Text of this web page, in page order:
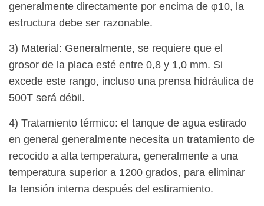
generalmente directamente por encima de φ10, la
estructura debe ser razonable.
3) Material: Generalmente, se requiere que el
grosor de la placa esté entre 0,8 y 1,0 mm. Si
excede este rango, incluso una prensa hidráulica de
500T será débil.
4) Tratamiento térmico: el tanque de agua estirado
en general generalmente necesita un tratamiento de
recocido a alta temperatura, generalmente a una
temperatura superior a 1200 grados, para eliminar
la tensión interna después del estiramiento.